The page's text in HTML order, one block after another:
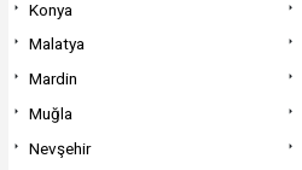
Konya
Malatya
Mardin
Muğla
Nevşehir